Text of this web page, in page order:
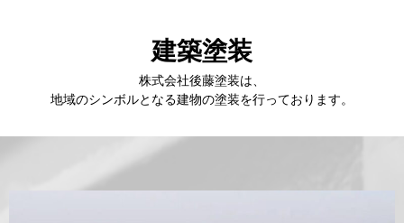
建築塗装
株式会社後藤塗装は、
地域のシンボルとなる建物の塗装を行っております。